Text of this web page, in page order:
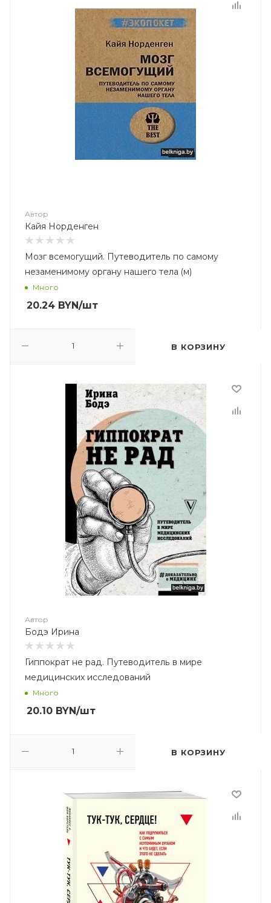
Автор
Кайя Норденген
Мозг всемогущий. Путеводитель по самому
незаменимому органу нашего тела (м)
Много
20.24 BYN/шт
В КОРЗИНУ
Автор
Бодэ Ирина
Гиппократ не рад. Путеводитель в мире
медицинских исследований
Много
20.10 BYN/шт
В КОРЗИНУ